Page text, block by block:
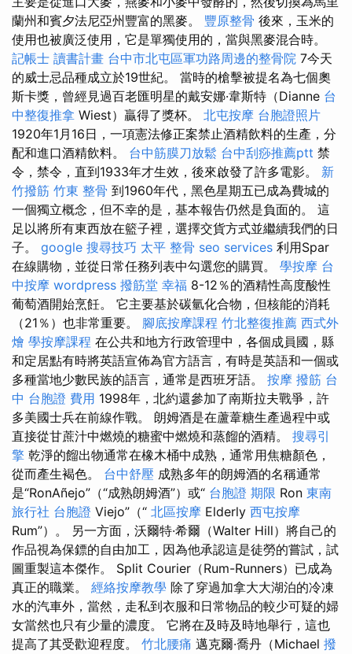
蘭州和賓夕法尼亞州豐富的黑麥。 豐原整骨 後來，玉米的
使用也被廣泛使用，它是單獨使用的，當與黑麥混合時。
記帳士 讀書計畫 台中市北屯區軍功路周邊的整骨院 7今天
的威士忌品種成立於19世紀。 當時的槍擊被提名為七個奧
斯卡獎，曾經見過百老匯明星的戴安娜·韋斯特（Dianne 台
中整復推拿 Wiest）贏得了獎杯。 北屯按摩 台胞證照片
1920年1月16日，一項憲法修正案禁止酒精飲料的生產，分
配和進口酒精飲料。 台中筋膜刀放鬆 台中刮痧推薦ptt 禁
令，禁令，直到1933年才生效，後來啟發了許多電影。 新
竹撥筋 竹東 整骨 到1960年代，黑色星期五已成為費城的
一個獨立概念，但不幸的是，基本報告仍然是負面的。 這
足以將所有東西放在籃子裡，選擇交貨方式並繼續我們的日
子。 google 搜尋技巧 太平 整骨 seo services 利用Spar
在線購物，並從日常任務列表中勾選您的購買。 學按摩 台
中按摩 wordpress 撥筋堂 幸福 8-12％的酒精性高度酸性
葡萄酒開始烹飪。 它主要基於碳氫化合物，但核能的消耗
（21％）也非常重要。 腳底按摩課程 竹北整復推薦 西式外
燴 學按摩課程 在公共和地方行政管理中，各個成員國，縣
和定居點有時將英語宣佈為官方語言，有時是英語和一個或
多種當地少數民族的語言，通常是西班牙語。 按摩 撥筋 台
中 台胞證 費用 1998年，北約還參加了南斯拉夫戰爭，許
多美國士兵在前線作戰。 朗姆酒是在蘆葦糖生產過程中或
直接從甘蔗汁中燃燒的糖蜜中燃燒和蒸餾的酒精。 搜尋引
擎 乾淨的餾出物通常在橡木桶中成熟，通常用焦糖顏色，
從而產生褐色。 台中舒壓 成熟多年的朗姆酒的名稱通常
是“RonAñejo”（“成熟朗姆酒”）或“ 台胞證 期限 Ron 東南
旅行社 台胞證 Viejo”（“ 北區按摩 Elderly 西屯按摩
Rum”）。 另一方面，沃爾特·希爾（Walter Hill）將自己的
作品視為保鏢的自由加工，因為他承認這是徒勞的嘗試，試
圖重製這本傑作。 Split Courier（Rum-Runners）已成為
真正的職業。 經絡按摩教學 除了穿過加拿大大湖泊的冷凍
水的汽車外，當然，走私到衣服和日常物品的較少可疑的婦
女當然也只有少量的濃度。 它將在及時及時地舉行，這也
提高了其受歡迎程度。 竹北腰痛 邁克爾·喬丹（Michael 撥